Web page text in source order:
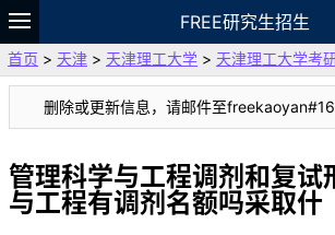
FREE研究生招生
题库
故事 专题 APP 笔记
VIP
资料
首页 > 天津 > 天津理工大学 > 天津理工大学考
删除或更新信息，请邮件至
管理科学与工程调剂和复试
与工程有调剂名额吗采取什